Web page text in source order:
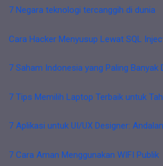
7 Negara teknologi tercanggih di dunia
Cara Hacker Menyusup Lewat SQL
7 Saham Indonesia yang Paling Banyak
7 Tips Memilih Laptop Terbaik untuk
7 Aplikasi untuk UI/UX Designer:
7 Cara Aman Menggunakan WIFI Publik